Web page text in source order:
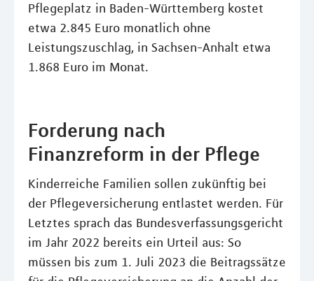
Pflegeplatz in Baden-Württemberg kostet
etwa 2.845 Euro monatlich ohne
Leistungszuschlag, in Sachsen-Anhalt etwa
1.868 Euro im Monat.
Forderung nach
Finanzreform in der Pflege
Kinderreiche Familien sollen zukünftig bei
der Pflegeversicherung entlastet werden. Für
Letztes sprach das Bundesverfassungsgericht
im Jahr 2022 bereits ein Urteil aus: So
müssen bis zum 1. Juli 2023 die Beitragssätze